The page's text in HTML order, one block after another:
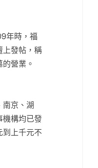
年時，福
上發帖，稱
營業。
京、湖
機構均已發
到上千元不